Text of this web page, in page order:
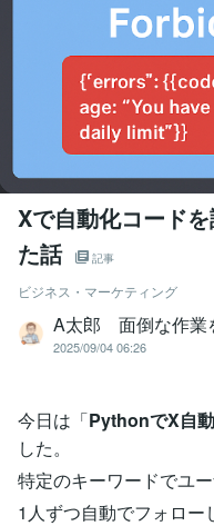
Xで自動化コード
た話
記事
ビジネス・マーケティング
A太郎 面倒な作業
2025/09/04 06:26
今日は「PythonでX自
した。
特定のキーワードでユー
1人ずつ自動でフォロー